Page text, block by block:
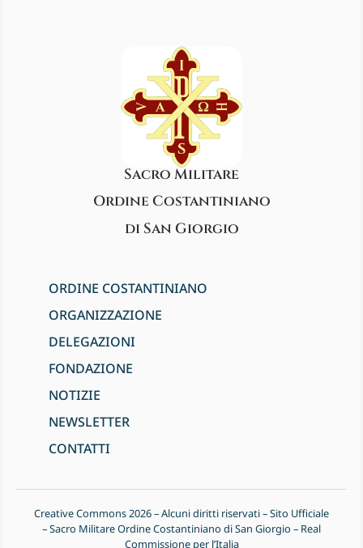
Sacro Militare
Ordine Costantiniano
di San Giorgio
ORDINE COSTANTINIANO
ORGANIZZAZIONE
DELEGAZIONI
FONDAZIONE
NOTIZIE
NEWSLETTER
CONTATTI
Creative Commons 2026 – Alcuni diritti riservati – Sito Ufficiale
– Sacro Militare Ordine Costantiniano di San Giorgio – Real
Commissione per l’Italia